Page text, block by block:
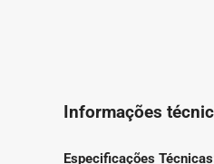
Informações
Especificações